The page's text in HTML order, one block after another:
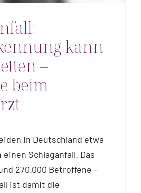
kann
–
beim
in Deutschland etwa
einen Schlaganfall. Das
270.000 Betroffene –
ist damit die